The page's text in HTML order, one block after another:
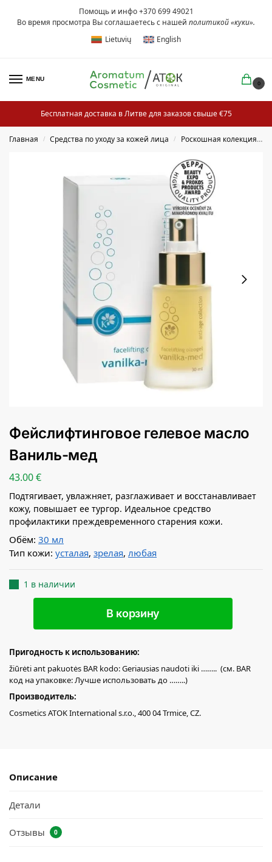
Помощь и инфо +370 699 49021
Во время просмотра Вы соглашаетесь с нашей политикой «куки».
Lietuvių
English
MENU
0
Бесплатная доставка в Литве для заказов свыше €75
Главная / Средства по уходу за кожей лица / Роскошная колекция
Фейслифтинговое гелевое масло
Ваниль-мед
43.00€
Подтягивает, увлажняет, разглаживает и восстанавливает
кожу, повышает ее тургор. Идеальное средство
профилактики преждевременного старения кожи.
Обём: 30 мл
Тип кожи: yсталая, зрелая, любая
1 в наличии
В корзину
Пригодность к использованию:
žiūrėti ant pakuotės BAR kodo: Geriausias naudoti iki …….. (см. BAR
код на упаковке: Лучше использовать до ……..)
Производитель:
Cosmetics ATOK International s.r.o., 400 04 Trmice, CZ.
Описание
Детали
Отзывы 0